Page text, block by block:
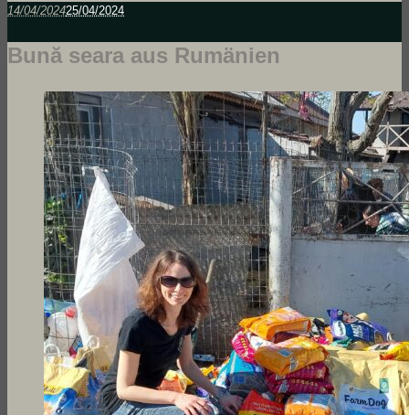
14/04/202425/04/2024
Bună seara aus Rumänien